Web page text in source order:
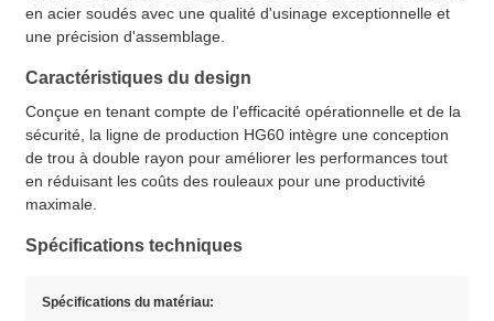
en acier soudés avec une qualité d'usinage exceptionnelle et
une précision d'assemblage.
Caractéristiques du design
Conçue en tenant compte de l'efficacité opérationnelle et de la
sécurité, la ligne de production HG60 intègre une conception
de trou à double rayon pour améliorer les performances tout
en réduisant les coûts des rouleaux pour une productivité
maximale.
Spécifications techniques
Spécifications du matériau: